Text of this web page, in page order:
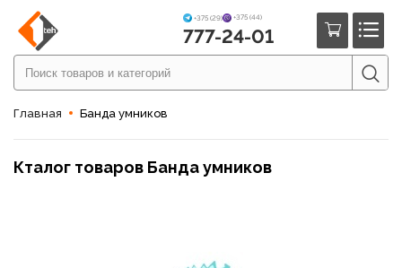
+375 (29) +375 (44)
777-24-01
Главная Банда умников
Кталог товаров Банда умников